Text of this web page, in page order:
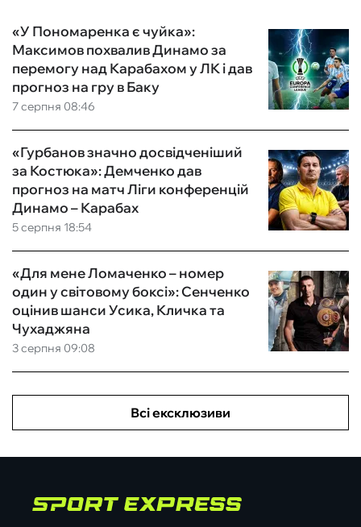
7 серпня 08:46
«У Пономаренка є чуйка»:
Максимов похвалив Динамо за
перемогу над Карабахом у ЛК і дав
прогноз на гру в Баку
5 серпня 18:54
«Гурбанов значно досвідченіший
за Костюка»: Демченко дав
прогноз на матч Ліги конференцій
Динамо – Карабах
3 серпня 09:08
«Для мене Ломаченко – номер
один у світовому боксі»: Сенченко
оцінив шанси Усика, Кличка та
Чухаджяна
Всі ексклюзиви